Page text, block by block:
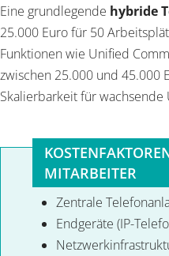
Eine grundlegende hybride
25.000 Euro für 50
Funktionen wie Unified
zwischen 25.000 und 45.000
Skalierbarkeit für wachsende
MITARBEITER
Zentrale
Endgeräte (IP-